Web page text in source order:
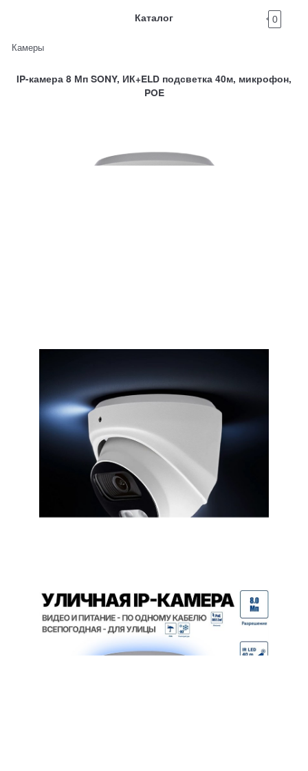
Каталог 0
Камеры
IP-камера 8 Мп SONY, ИК+ELD подсветка 40м, микрофон,
POE